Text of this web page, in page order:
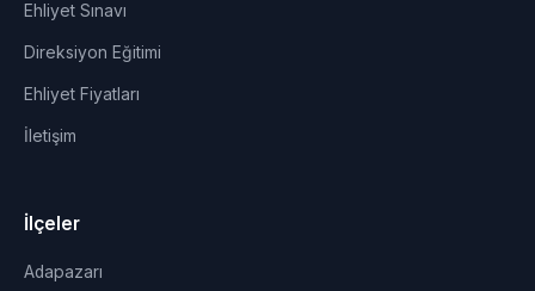
Ehliyet Sınavı
Direksiyon Eğitimi
Ehliyet Fiyatları
İletişim
İlçeler
Adapazarı